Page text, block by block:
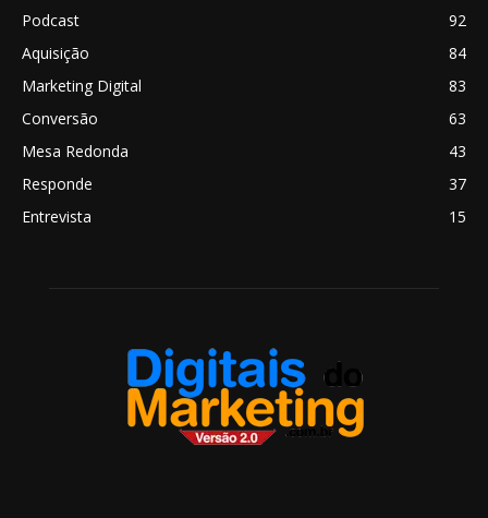
Podcast
92
Aquisição
84
Marketing Digital
83
Conversão
63
Mesa Redonda
43
Responde
37
Entrevista
15